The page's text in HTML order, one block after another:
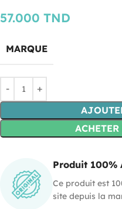
57.000 TND
MARQUE
Produit 100%
Ce produit est
site depuis la